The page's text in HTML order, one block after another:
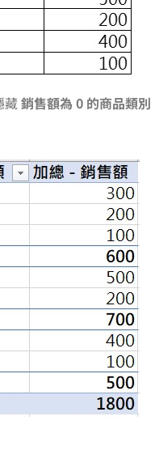
藏 銷售額為 0 的商品類別